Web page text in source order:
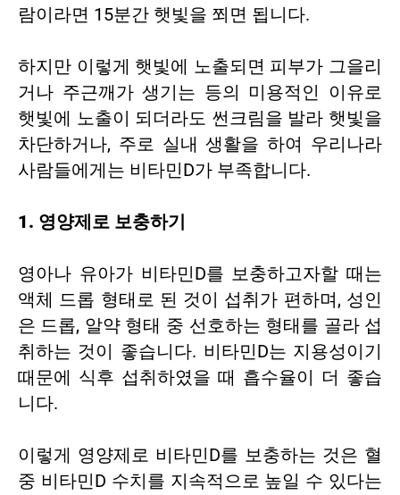
람이라면 15분간 햇빛을 쬐면 됩니다.
하지만 이렇게 햇빛에 노출되면 피부가 그을리
거나 주근깨가 생기는 등의 미용적인 이유로
햇빛에 노출이 되더라도 썬크림을 발라 햇빛을
차단하거나, 주로 실내 생활을 하여 우리나라
사람들에게는 비타민D가 부족합니다.
1. 영양제로 보충하기
영아나 유아가 비타민D를 보충하고자할 때는
액체 드롭 형태로 된 것이 섭취가 편하며, 성인
은 드롭, 알약 형태 중 선호하는 형태를 골라 섭
취하는 것이 좋습니다. 비타민D는 지용성이기
때문에 식후 섭취하였을 때 흡수율이 더 좋습
니다.
이렇게 영양제로 비타민D를 보충하는 것은 혈
중 비타민D 수치를 지속적으로 높일 수 있다는